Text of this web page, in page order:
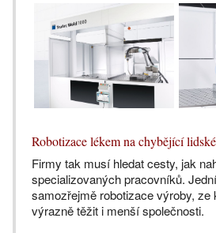
Robotizace lékem na chybějící
Firmy tak musí hledat cesty, jak
specializovaných pracovníků.
samozřejmě robotizace výroby, ze
výrazně těžit i menší společnosti.